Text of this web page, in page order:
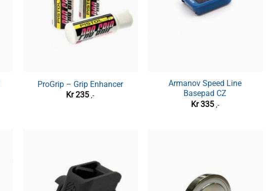
ProGrip – Grip Enhancer
Kr235 ,-
Armanov Speed Line
Basepad CZ
Kr335 ,-